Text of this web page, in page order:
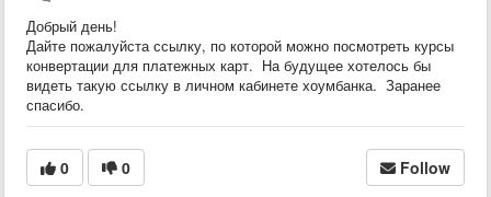
Добрый день!
Дайте пожалуйста ссылку, по которой можно посмотреть курсы
конвертации для платежных карт. На будущее хотелось бы
видеть такую ссылку в личном кабинете хоумбанка. Заранее
спасибо.
0 0 Follow